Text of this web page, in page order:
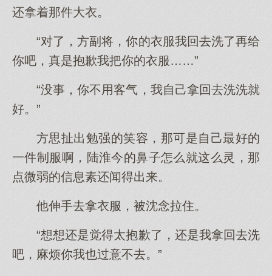
还拿着那件大衣。
“对了，方副将，你的衣服我回去洗了再给
你吧，真是抱歉我把你的衣服……”
“没事，你不用客气，我自己拿回去洗洗就
好。”
方思扯出勉强的笑容，那可是自己最好的
一件制服啊，陆淮今的鼻子怎么就这么灵，那
点微弱的信息素还闻得出来。
他伸手去拿衣服，被沈念拉住。
“想想还是觉得太抱歉了，还是我拿回去洗
吧，麻烦你我也过意不去。”